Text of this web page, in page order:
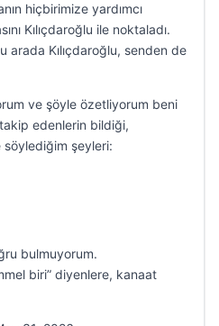
hiçbirimize yardımcı
Kılıçdaroğlu ile noktaladı.
arada Kılıçdaroğlu, senden de
ve şöyle özetliyorum beni
edenlerin bildiği,
söylediğim şeyleri:
bulmuyorum.
biri” diyenlere, kanaat